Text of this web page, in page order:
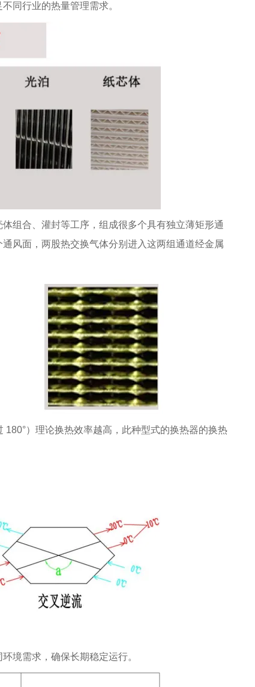
同行业的热量管理需求。
组合、灌封等工序，组成很多个具有独立薄矩形通
风面，两股热交换气体分别进入这两组通道经金属
180°）理论换热效率越高，此种型式的换热器的换热
境需求，确保长期稳定运行。